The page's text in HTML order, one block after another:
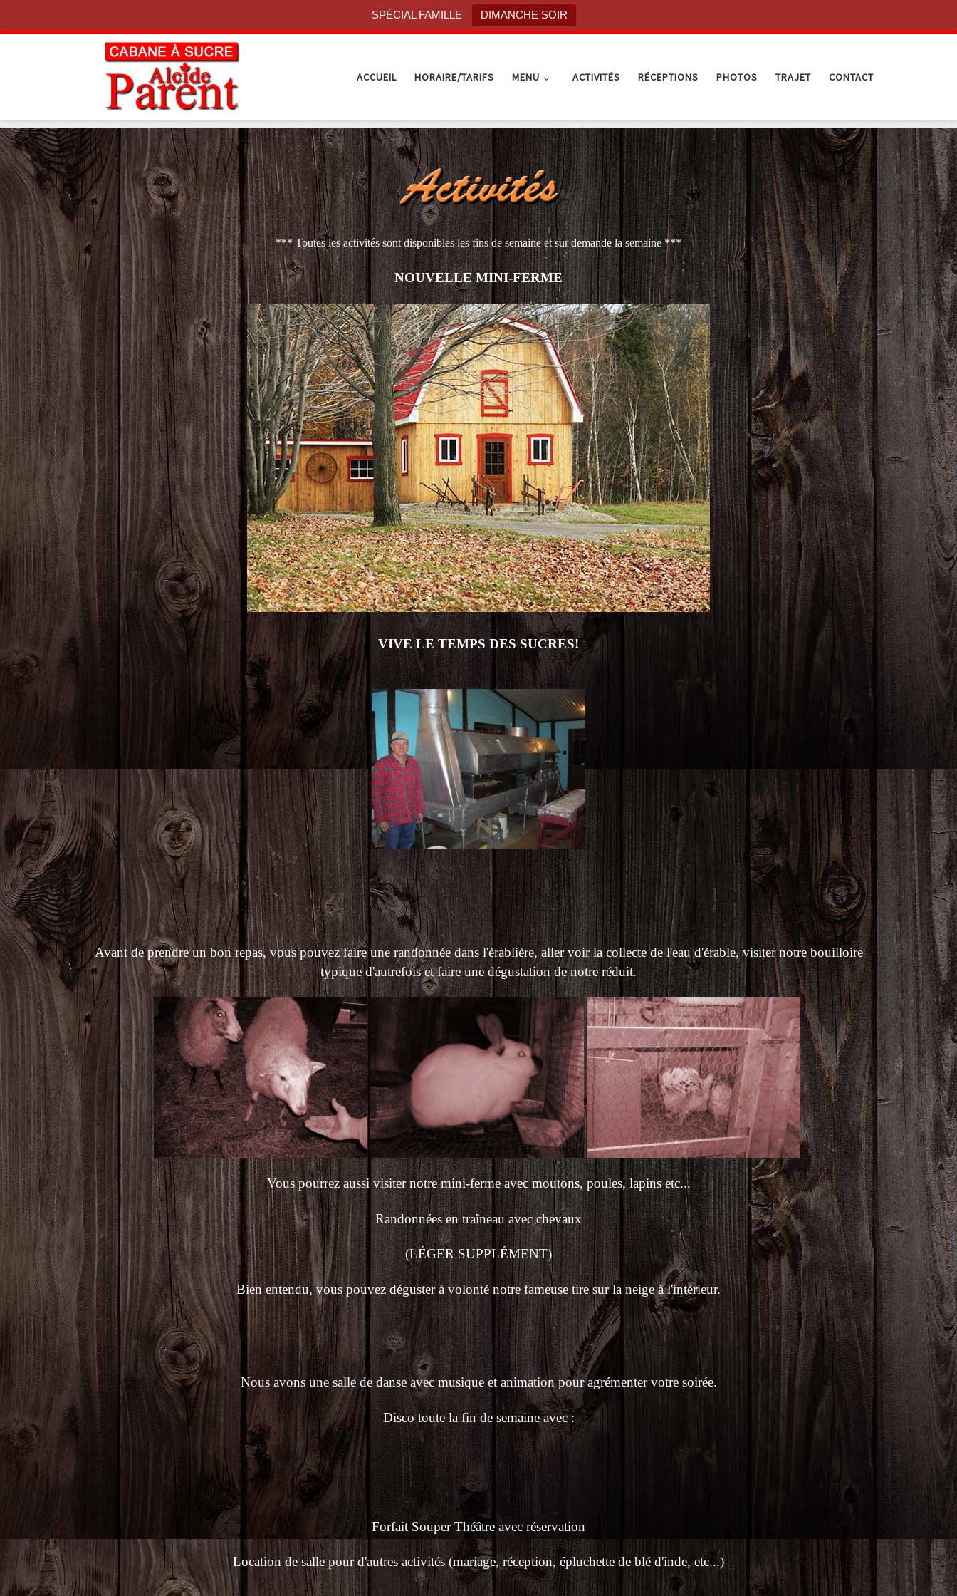
SPÉCIAL FAMILLE DIMANCHE SOIR
ACCUEIL HORAIRE/TARIFS MENU ACTIVITÉS RÉCEPTIONS PHOTOS TRAJET CONTACT
*** Toutes les activités sont disponibles les fins de semaine et sur demande la semaine ***
NOUVELLE MINI-FERME
VIVE LE TEMPS DES SUCRES!
Avant de prendre un bon repas, vous pouvez faire une randonnée dans l'érablière, aller voir la collecte de l'eau d'érable, visiter notre bouilloire
typique d'autrefois et faire une dégustation de notre réduit.
Vous pourrez aussi visiter notre mini-ferme avec moutons, poules, lapins etc...
Randonnées en traîneau avec chevaux
(LÉGER SUPPLÉMENT)
Bien entendu, vous pouvez déguster à volonté notre fameuse tire sur la neige à l'intérieur.
Nous avons une salle de danse avec musique et animation pour agrémenter votre soirée.
Disco toute la fin de semaine avec :
Forfait Souper Théâtre avec réservation
Location de salle pour d'autres activités (mariage, réception, épluchette de blé d'inde, etc...)